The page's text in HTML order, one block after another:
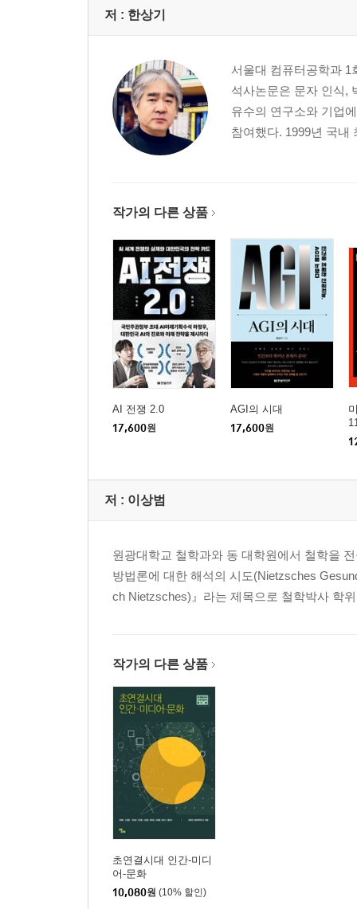
딥페이크에 대한 대응 현황
은폐와 폭로-초연결성의 여성주의적 함축_신정원
은폐로 인해 유지된 일상의 파기: #미투운동으로부
연결성과 파급력: 노드node로서의 여성주의
확장되는 기회, 확장되는 위험, 그리고 여성철학의
4차 산업혁명 시대의 인간다움에 대한 성찰과 철
4차 산업혁명 시대와 철학의 과제
“신의 죽음”과 인간다움에 대한 철학적 성찰
“신의 죽음”과 삶에 대한 비극적 인식
“신의 죽음”: 전통적 인간 해석의 해체
“신의 죽음”: 삶과 죽음의 자연성으로의 회귀
니체의 새로운 인간 이해: 몸Leib
철학의 역할과 철학자의 의무
하이퍼텍스트와 상호텍스트성, 그리고 내러티브
초연결사회와 하이퍼텍스트, 그리고 신화 내러티브
로키 관련 하이퍼텍스트의 연결과 변용의 원리
초연결사회와 초과객체 사이 : 자연과 미디어의 오
초연결성과 초과객체들
‘사물들 가운데에서In Media Res’
칸트와 미래의 기억
3부 초연결의 가상 혹은 미래 표상
초연결시대, 연결의 딜레마와 주체의 (재 )탄생 _홍
초연결시대의 도래와 주체의 딜레마
만물인터넷: ‘접속’에의 욕망과 주체의 박탈성
원본과 복제본: 소통에 대한 욕망과 주체의 분리
빅데이터: 인간적 리얼리티의 해체와 주체의 확장
포스트릴레이션을 위하여
저 : 한상기
서울대 컴퓨터공학과 1
석사논문은 문자 인식,
유수의 연구소와 기업
참여했다. 1999년 국내
작가의 다른 상품
AI 전쟁 2.0
17,600원
AGI의 시대
17,600원
저 : 이상범
원광대학교 철학과와 동 대학원에서 철학을
방법론에 대한 해석의 시도(Nietzsches
ch Nietzsches)』라는 제목으로 철학박사 학
작가의 다른 상품
초연결시대 인간-미디
어-문화
10,080원 (10% 할인)